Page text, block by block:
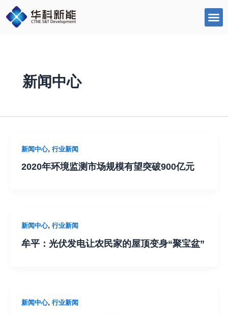
至
新闻中心
新闻中心, 行业新闻
2020年环境监测市场规模有望突破900亿元
新闻中心, 行业新闻
牟平：光伏发电让农民家的屋顶变身“聚宝盆”
新闻中心, 行业新闻